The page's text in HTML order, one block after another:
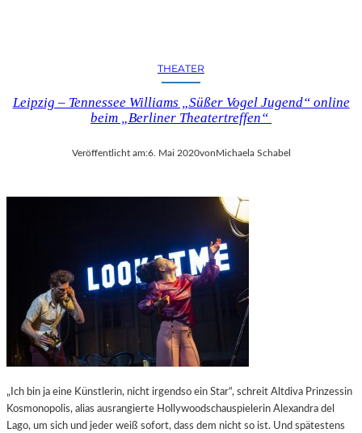
THEATER
Leipzig – Tennessee Williams „Süßer Vogel Jugend“ online
beim „Berliner Theatertreffen“
Veröffentlicht am:6. Mai 2020von Michaela Schabel
„Ich bin ja eine Künstlerin, nicht irgendso ein Star“, schreit Altdiva Prinzessin
Kosmonopolis, alias ausrangierte Hollywoodschauspielerin Alexandra del
Lago, um sich und jeder weiß sofort, dass dem nicht so ist. Und spätestens